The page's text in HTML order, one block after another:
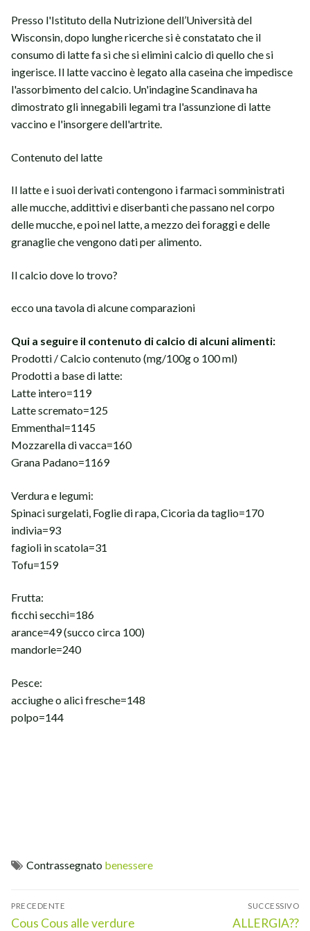
Presso l'Istituto della Nutrizione dell’Università del
Wisconsin, dopo lunghe ricerche si è constatato che il
consumo di latte fa sì che si elimini calcio di quello che si
ingerisce. Il latte vaccino è legato alla caseina che impedisce
l'assorbimento del calcio. Un'indagine Scandinava ha
dimostrato gli innegabili legami tra l'assunzione di latte
vaccino e l'insorgere dell'artrite.
Contenuto del latte
Il latte e i suoi derivati contengono i farmaci somministrati
alle mucche, addittivi e diserbanti che passano nel corpo
delle mucche, e poi nel latte, a mezzo dei foraggi e delle
granaglie che vengono dati per alimento.
Il calcio dove lo trovo?
ecco una tavola di alcune comparazioni
Qui a seguire il contenuto di calcio di alcuni alimenti:
Prodotti / Calcio contenuto (mg/100g o 100 ml)
Prodotti a base di latte:
Latte intero=119
Latte scremato=125
Emmenthal=1145
Mozzarella di vacca=160
Grana Padano=1169
Verdura e legumi:
Spinaci surgelati, Foglie di rapa, Cicoria da taglio=170
indivia=93
fagioli in scatola=31
Tofu=159
Frutta:
ficchi secchi=186
arance=49 (succo circa 100)
mandorle=240
Pesce:
acciughe o alici fresche=148
polpo=144
Contrassegnato benessere
Navigazione
articoli
PRECEDENTE
Articolo
Cous Cous alle verdure
SUCCESSIVO
Articolo
ALLERGIA??